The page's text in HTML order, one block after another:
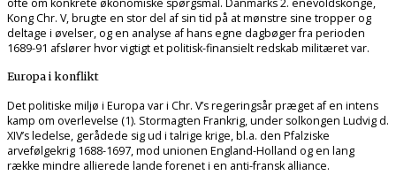
Kong Chr. V, brugte en stor del af sin tid på at mønstre sine tropper og
deltage i øvelser, og en analyse af hans egne dagbøger fra perioden
1689-91 afslører hvor vigtigt et politisk-finansielt redskab militæret var.
Europa i konflikt
Det politiske miljø i Europa var i Chr. V’s regeringsår præget af en intens
kamp om overlevelse (1). Stormagten Frankrig, under solkongen Ludvig d.
XIV’s ledelse, gerådede sig ud i talrige krige, bl.a. den Pfalziske
arvefølgekrig 1688-1697, mod unionen England-Holland og en lang
række mindre allierede lande forenet i en anti-fransk alliance.